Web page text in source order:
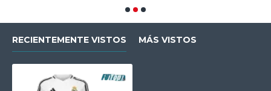
RECIENTEMENTE VISTOS MÁS VISTOS